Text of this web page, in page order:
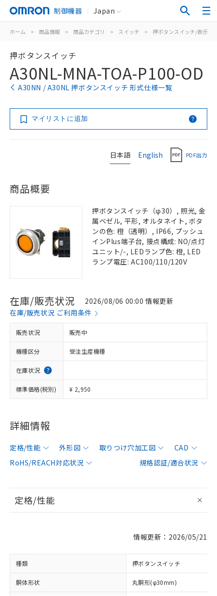
制御機器 Japan
ホーム > 商品情報 > 商品カテゴリ > スイッチ > 押ボタンスイッチ/表示灯
押ボタンスイッチ
A30NL-MNA-TOA-P100-OD
A30NN / A30NL 押ボタンスイッチ 形式仕様一覧
マイリストに追加
日本語 English PDF出力
商品概要
押ボタンスイッチ（φ30）, 照光, 金
属ベゼル, 平形, オルタネイト, ボタ
ンの色: 橙（透明）, IP66, プッシュ
インPlus端子台, 接点構成: NO/点灯
ユニット/-, LEDランプ色: 橙, LED
ランプ電圧: AC100/110/120V
在庫/販売状況
2026/08/06 00:00 情報更新
在庫/販売状況 ご利用条件
販売状況 販売中
機種区分 受注生産機種
在庫状況
標準価格(税別) ¥ 2,950
詳細情報
定格/性能 外形図 取りつけ穴加工図
CAD
RoHS/REACH対応状況
規格認証/適合状況
定格/性能
情報更新：2026/05/21
種類 押ボタンスイッチ
胴体形状 丸胴形(φ30mm)